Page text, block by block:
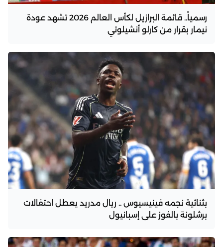
رسمياً.. قائمة البرازيل لكأس العالم 2026 تشهد عودة
نيمار بقرار من كارلو أنشيلوتي
بثنائية نجمه فينيسيوس .. ريال مدريد يعطل احتفالات
برشلونة بالفوز على إسبانيول